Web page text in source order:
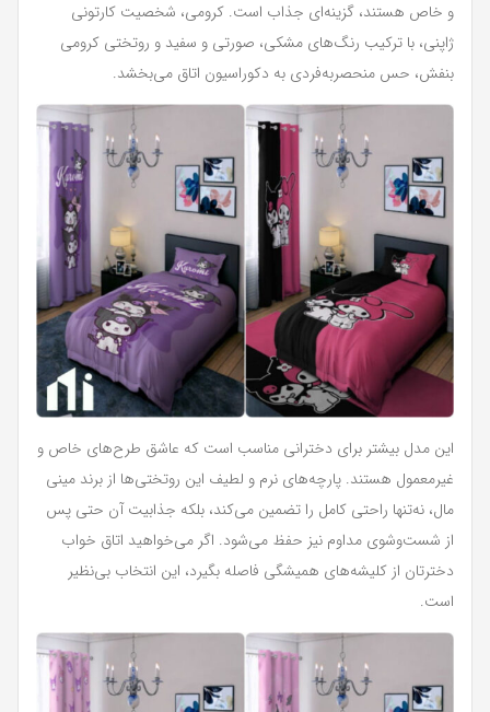
و خاص هستند، گزینه‌ای جذاب است. کرومی، شخصیت کارتونی
ژاپنی، با ترکیب رنگ‌های مشکی، صورتی و سفید و روتختی کرومی
بنفش، حس منحصربه‌فردی به دکوراسیون اتاق می‌بخشد.
این مدل بیشتر برای دخترانی مناسب است که عاشق طرح‌های خاص و
غیرمعمول هستند. پارچه‌های نرم و لطیف این روتختی‌ها از برند مینی‌
مال، نه‌تنها راحتی کامل را تضمین می‌کند، بلکه جذابیت آن حتی پس
از شست‌وشوی مداوم نیز حفظ می‌شود. اگر می‌خواهید اتاق خواب
دخترتان از کلیشه‌های همیشگی فاصله بگیرد، این انتخاب بی‌نظیر
است.